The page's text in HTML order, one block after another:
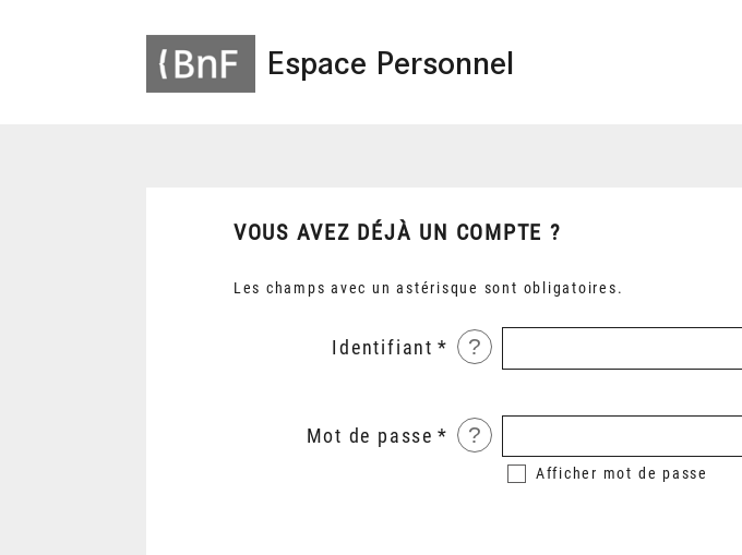
Espace Personnel
VOUS AVEZ DÉJÀ UN COMPTE ?
Les champs avec un astérisque sont obligatoires.
Identifiant ?
Mot de passe ?
Afficher mot de passe